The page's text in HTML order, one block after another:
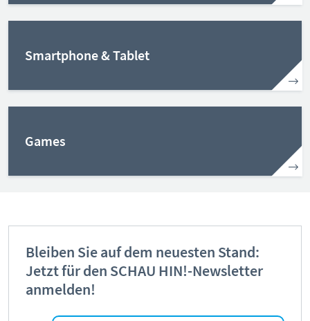
Smartphone & Tablet
Games
Bleiben Sie auf dem neuesten Stand:
Jetzt für den SCHAU HIN!-Newsletter
anmelden!
Lernen & Medien
Messenger
Pornografie
TikTok
Grundlagen
Sicherheit & Risiken
Tipps & Regeln